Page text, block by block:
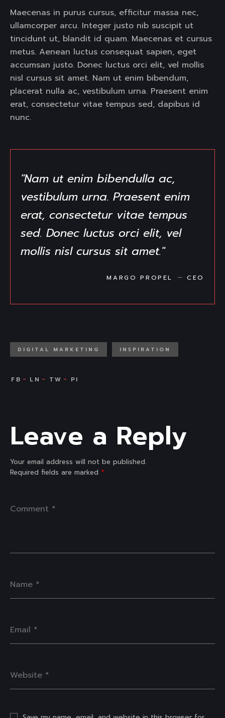
Maecenas in purus cursus, efficitur massa nec,
ullamcorper arcu. Integer justo nib suscipit ut
tincidunt ut, blandit id quam. Maecenas et cursus
metus. Aenean luctus consequat sapien, eget
accumsan justo. Donec luctus orci elit, vel mollis
nisl cursus sit amet. Nam ut enim bibendum,
placerat nulla ac, vestibulum urna. Praesent enim
erat, consectetur vitae tempus sed, dapibus id
nunc.
"Nam ut enim bibendulla ac,
vestibulum urna. Praesent enim
erat, consectetur vitae tempus
sed. Donec luctus orci elit, vel
mollis nisl cursus sit amet."
MARGO PROPEL CEO
DIGITAL MARKETING INSPIRATION
Leave a Reply
Your email address will not be published.
Required fields are marked *